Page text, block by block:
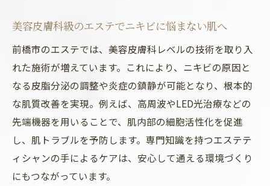
美容皮膚科級のエステでニキビに悩まない肌へ
前橋市のエステでは、美容皮膚科レベルの技術を取り入
れた施術が増えています。これにより、ニキビの原因と
なる皮脂分泌の調整や炎症の鎮静が可能となり、根本的
な肌質改善を実現。例えば、高周波やLED光治療などの
先端機器を用いることで、肌内部の細胞活性化を促進
し、肌トラブルを予防します。専門知識を持つエステテ
ィシャンの手によるケアは、安心して通える環境づくり
にもつながっています。